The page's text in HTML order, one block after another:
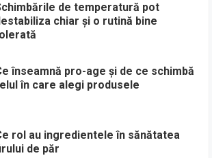
de temperatură pot
chiar și o rutină bine
înseamnă pro-age și de ce schimbă
în care alegi produsele
rol au ingredientele în sănătatea
de păr